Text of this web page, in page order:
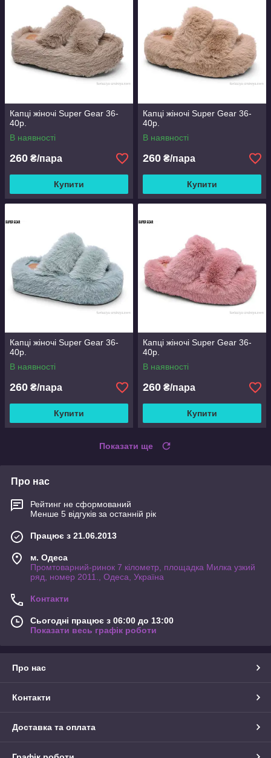
Капці жіночі Super Gear 36-
40р.
В наявності
260 ₴/пара
Купити
Капці жіночі Super Gear 36-
40р.
В наявності
260 ₴/пара
Купити
Капці жіночі Super Gear 36-
40р.
В наявності
260 ₴/пара
Купити
Капці жіночі Super Gear 36-
40р.
В наявності
260 ₴/пара
Купити
Показати ще
Про нас
Рейтинг не сформований
Менше 5 відгуків за останній рік
Працює з 21.06.2013
м. Одеса
Промтоварний-ринок 7 кілометр, площадка Милка узкий
ряд, номер 2011., Одеса, Україна
Контакти
Сьогодні працює з 06:00 до 13:00
Показати весь графік роботи
Про нас
Контакти
Доставка та оплата